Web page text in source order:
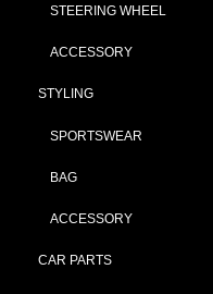
STEERING WHEEL
ACCESSORY
STYLING
SPORTSWEAR
BAG
ACCESSORY
CAR PARTS